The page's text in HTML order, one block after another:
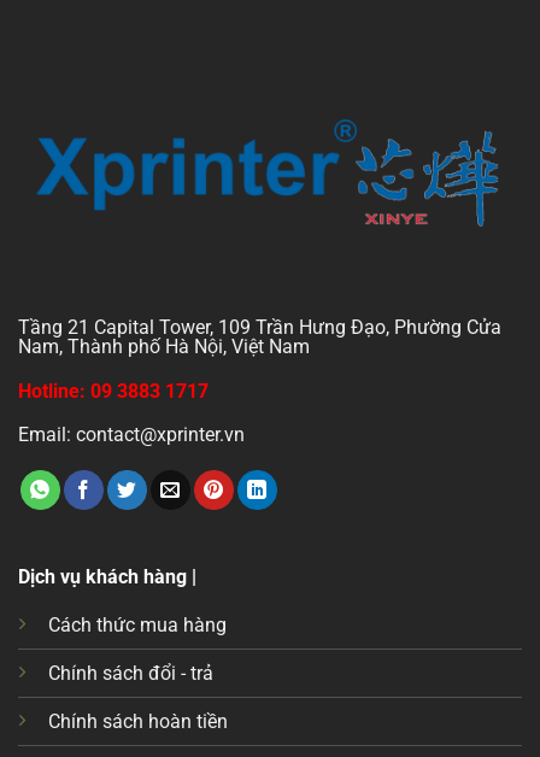
Tầng 21 Capital Tower, 109 Trần Hưng Đạo, Phường Cửa
Nam, Thành phố Hà Nội, Việt Nam
Hotline: 09 3883 1717
Email: contact@xprinter.vn
Dịch vụ khách hàng |
Cách thức mua hàng
Chính sách đổi - trả
Chính sách hoàn tiền